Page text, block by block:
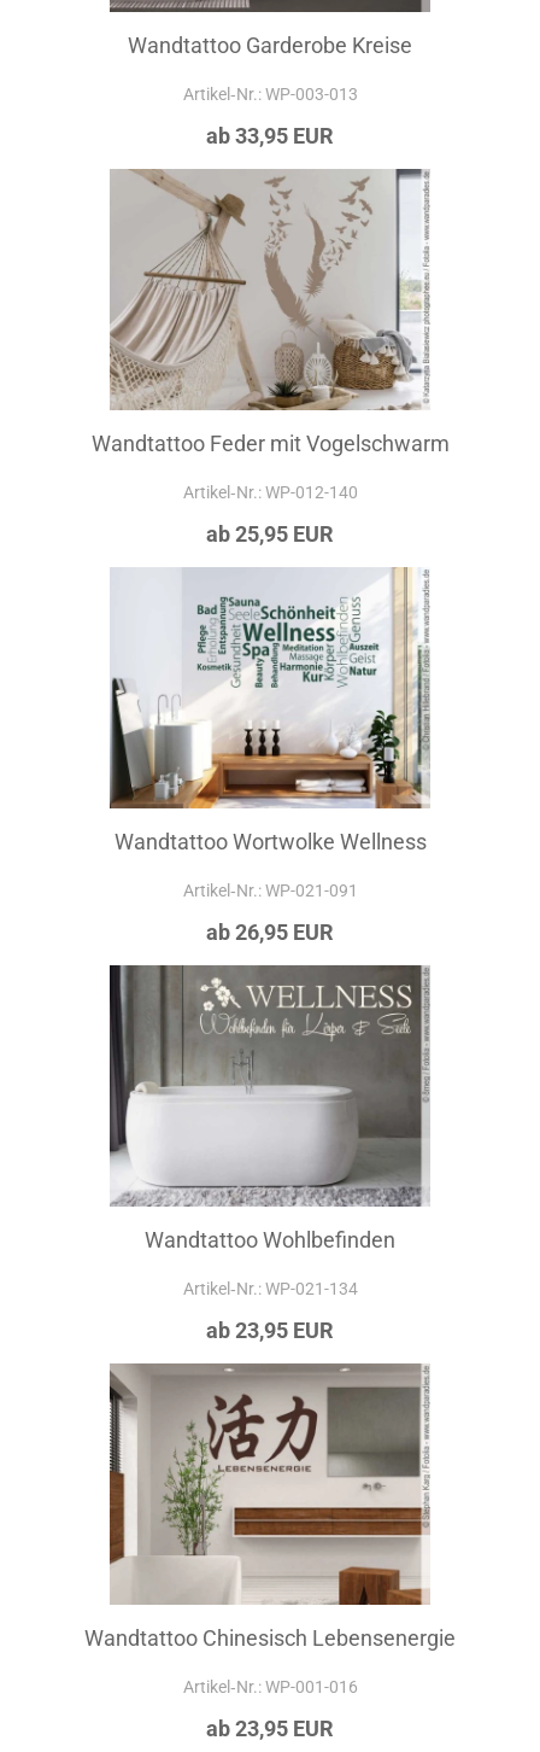
Wandtattoo Garderobe Kreise
Artikel‑Nr.: WP-003-013
ab 33,95 EUR
Wandtattoo Feder mit Vogelschwarm
Artikel‑Nr.: WP-012-140
ab 25,95 EUR
Wandtattoo Wortwolke Wellness
Artikel‑Nr.: WP-021-091
ab 26,95 EUR
Wandtattoo Wohlbefinden
Artikel‑Nr.: WP-021-134
ab 23,95 EUR
Wandtattoo Chinesisch Lebensenergie
Artikel‑Nr.: WP-001-016
ab 23,95 EUR